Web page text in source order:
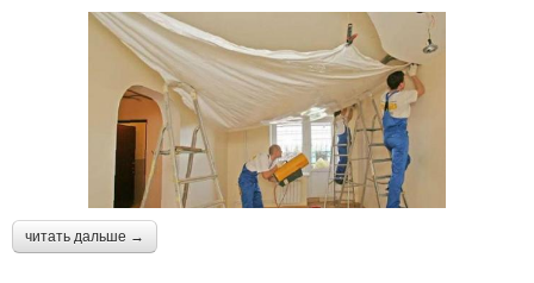
читать дальше →